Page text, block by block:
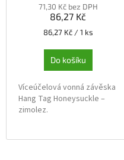
71,30 Kč bez DPH
86,27 Kč
Měrná
86,27 Kč / 1 ks
Do košíku
Víceúčelová vonná závěska
Hang Tag Honeysuckle –
zimolez.